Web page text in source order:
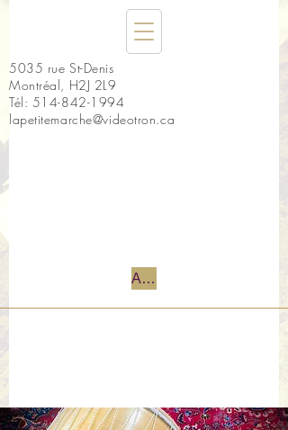
5035 rue St-Denis
Montréal, H2J 2L9
Tél: 514-842-1994
lapetitemarche@videotron.ca
Accueil